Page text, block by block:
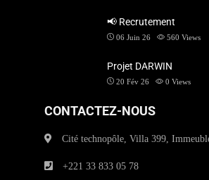
📢 Recrutement
06 Juin 26 560 Views
Projet DARWIN
20 Fév 26 0 Views
CONTACTEZ-NOUS
Cité technopôle, Villa 399,
+221 33 833 05 78